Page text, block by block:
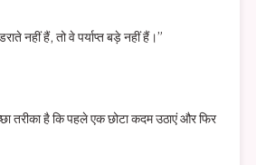
नहीं हैं, तो वे पर्याप्त बड़े नहीं हैं।”
तरीका है कि पहले एक छोटा कदम उठाएं और फिर